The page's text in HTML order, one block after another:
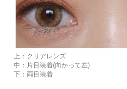
上：クリアレンズ
中：片目装着(向かって左)
下：両目装着